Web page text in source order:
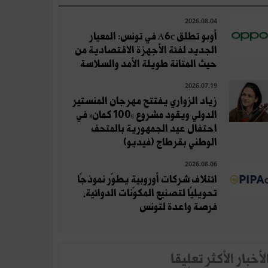
2026.08.04
أوبو تطلق A6c في تونس: المعيار
الجديد لفئة الأجهزة الاقتصادية من
حيث المتانة طويلة الأمد والسلاسة
2026.07.19
زياد الزواري يفتتح مهرجان المنستير
الدولي ويقود مشروع «100 كمان» في
احتفال عيد الجمهورية بالمتحف
الوطني بقرطاج (فيديو)
2026.08.06
ائتلاف شركات أوروبية يطوّر نموذجًا
تحويليًا لتصنيع المكوّنات الدوائية،
فرصة واعدة لتونس
الأكثر تعلِيقا